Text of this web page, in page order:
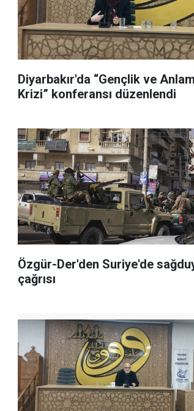
Diyarbakır'da “Gençlik ve Anlam
Krizi” konferansı düzenlendi
Özgür-Der'den Suriye'de
çağrısı